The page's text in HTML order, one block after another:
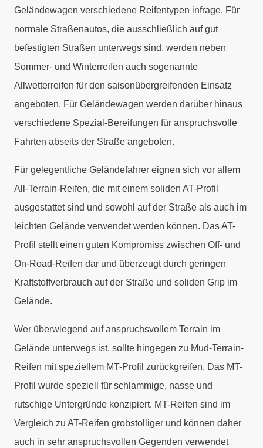
Geländewagen verschiedene Reifentypen infrage. Für
normale Straßenautos, die ausschließlich auf gut
befestigten Straßen unterwegs sind, werden neben
Sommer- und Winterreifen auch sogenannte
Allwetterreifen für den saisonübergreifenden Einsatz
angeboten. Für Geländewagen werden darüber hinaus
verschiedene Spezial-Bereifungen für anspruchsvolle
Fahrten abseits der Straße angeboten.
Für gelegentliche Geländefahrer eignen sich vor allem
All-Terrain-Reifen, die mit einem soliden AT-Profil
ausgestattet sind und sowohl auf der Straße als auch im
leichten Gelände verwendet werden können. Das AT-
Profil stellt einen guten Kompromiss zwischen Off- und
On-Road-Reifen dar und überzeugt durch geringen
Kraftstoffverbrauch auf der Straße und soliden Grip im
Gelände.
Wer überwiegend auf anspruchsvollem Terrain im
Gelände unterwegs ist, sollte hingegen zu Mud-Terrain-
Reifen mit speziellem MT-Profil zurückgreifen. Das MT-
Profil wurde speziell für schlammige, nasse und
rutschige Untergründe konzipiert. MT-Reifen sind im
Vergleich zu AT-Reifen grobstolliger und können daher
auch in sehr anspruchsvollen Gegenden verwendet